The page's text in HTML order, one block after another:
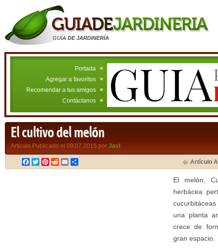
GUÍA DE JARDINERÍA
Portada
Agregar a favoritos
Recomendar a tus amigos
Contáctanos
El cultivo del melón
Artículo Publicado el 09.07.2015 por Javi
Facebook
TwitterPinterest
RedditEmail Artículo
El melón,
herbácea
una planta
crece de
gran espacio.